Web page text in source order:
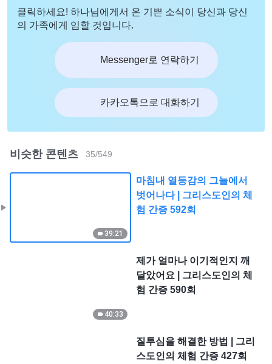
클릭하세요! 하나님에게서 온 기쁜 소식이 당신과 당신
의 가족에게 임할 것입니다.
Messenger로 연락하기
카카오톡으로 대화하기
비슷한 콘텐츠 35/549
39:21
마침내 열등감의 그늘에서
벗어나다 | 그리스도인의 체
험 간증 592회
40:33
제가 얼마나 이기적인지 깨
달았어요 | 그리스도인의 체
험 간증 590회
질투심을 해결한 방법 | 그리
스도인의 체험 간증 427회